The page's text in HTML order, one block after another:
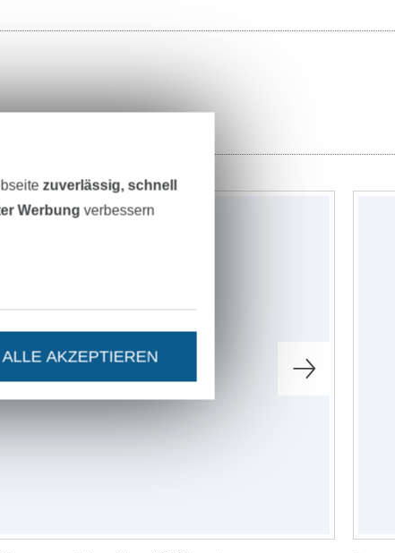
zuverlässig, schnell
Werbung verbessern
ALLE AKZEPTIEREN